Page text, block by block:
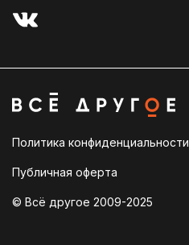
Политика конфиденциальности
Публичная оферта
© Всё другое 2009-2025